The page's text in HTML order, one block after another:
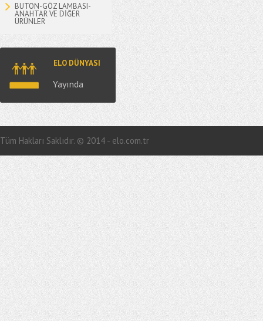
BUTON-GÖZ LAMBASI-
ANAHTAR VE DİĞER
ÜRÜNLER
ELO DÜNYASI
Yayında
Tüm Hakları Saklıdır. © 2014 - elo.com.tr